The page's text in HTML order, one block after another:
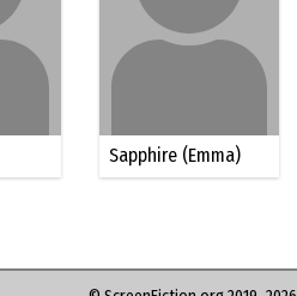
Sapphire (Emma)